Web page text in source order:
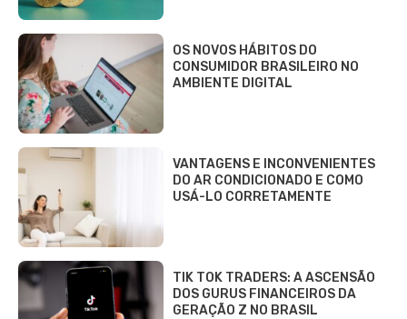
OS NOVOS HÁBITOS DO
CONSUMIDOR BRASILEIRO NO
AMBIENTE DIGITAL
VANTAGENS E INCONVENIENTES
DO AR CONDICIONADO E COMO
USÁ-LO CORRETAMENTE
TIK TOK TRADERS: A ASCENSÃO
DOS GURUS FINANCEIROS DA
GERAÇÃO Z NO BRASIL